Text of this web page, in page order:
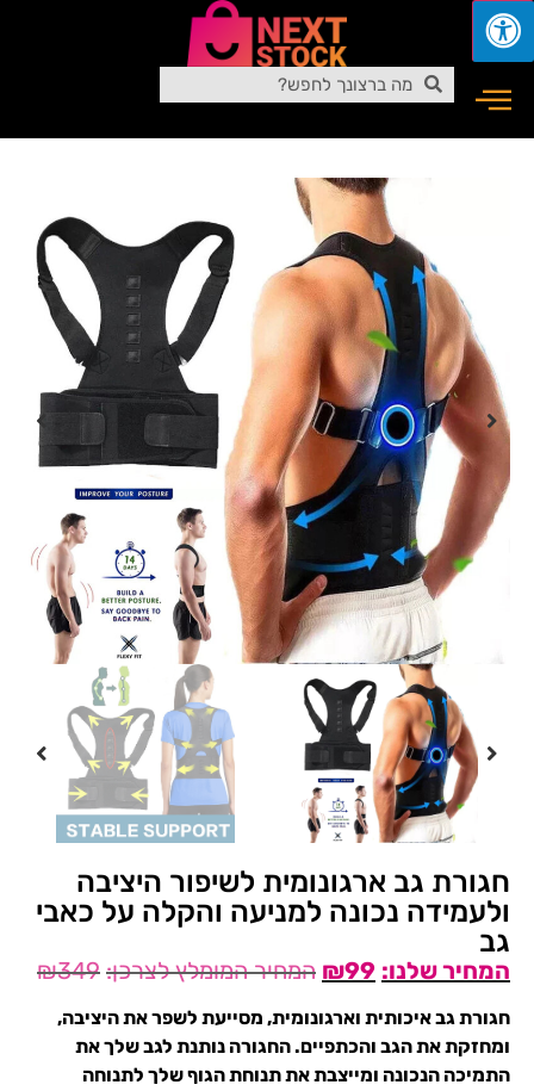
חגורת גב ארגונומית לשיפור היציבה
ולעמידה נכונה למניעה והקלה על כאבי
גב
₪349 ₪99
חגורת גב איכותית וארגונומית, מסייעת לשפר את היציבה,
ומחזקת את הגב והכתפיים. החגורה נותנת לגב שלך את
התמיכה הנכונה ומייצבת את תנוחת הגוף שלך לתנוחה